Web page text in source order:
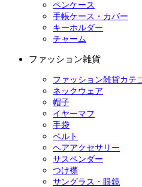
ペンケース
手帳ケース・カバー
キーホルダー
チャーム
ファッション雑貨
ファッション雑貨カテ
ネックウェア
帽子
イヤーマフ
手袋
ベルト
ヘアアクセサリー
サスペンダー
つけ襟
サングラス・眼鏡